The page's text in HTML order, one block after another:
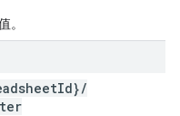
。
Id}/